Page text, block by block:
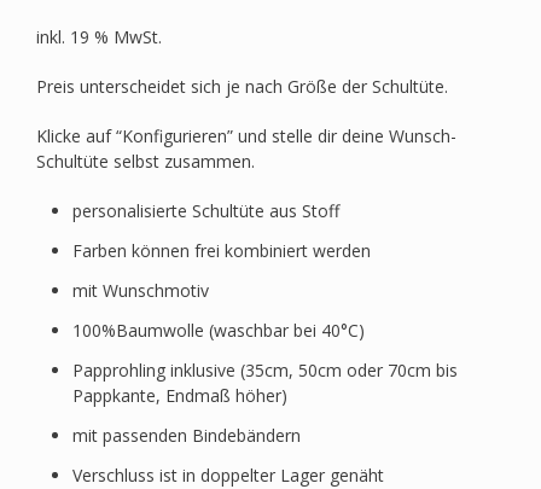
inkl. 19 % MwSt.
Preis unterscheidet sich je nach Größe der Schultüte.
Klicke auf “Konfigurieren” und stelle dir deine Wunsch-
Schultüte selbst zusammen.
personalisierte Schultüte aus Stoff
Farben können frei kombiniert werden
mit Wunschmotiv
100%Baumwolle (waschbar bei 40°C)
Papprohling inklusive (35cm, 50cm oder 70cm bis
Pappkante, Endmaß höher)
mit passenden Bindebändern
Verschluss ist in doppelter Lager genäht